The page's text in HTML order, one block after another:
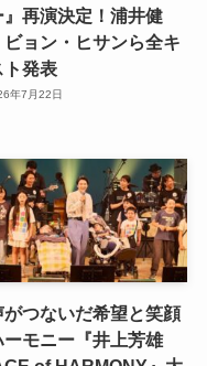
』再演決定！浦井健
ビョン・ヒサンら全キ
ト発表
年7月22日
がつないだ希望と笑顔
ーモニー『井上芳雄